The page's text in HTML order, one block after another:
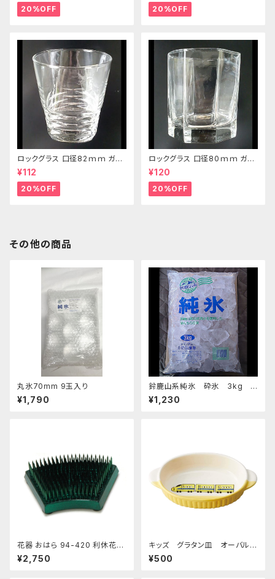
20%OFF 20%OFF
ロックグラス 口径82ｍｍ ガラ
ス製 250cc
¥112
20%OFF
ロックグラス 口径80ｍｍ ガラ
ス製 220cc
¥120
20%OFF
その他の商品
丸氷70mm 9玉入り
¥1,790
鈴鹿山系純氷 砕氷 3kg
おすすめ
¥1,230
花器 おはら 94-420 利休花舞
剣山 S フラワーベース 水盤
¥2,750
キッズ グラタン皿 オーバルデ
ィッシュ 超特急イエロー
¥500